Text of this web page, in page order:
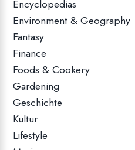
Encyclopedias
Environment & Geography
Fantasy
Finance
Foods & Cookery
Gardening
Geschichte
Kultur
Lifestyle